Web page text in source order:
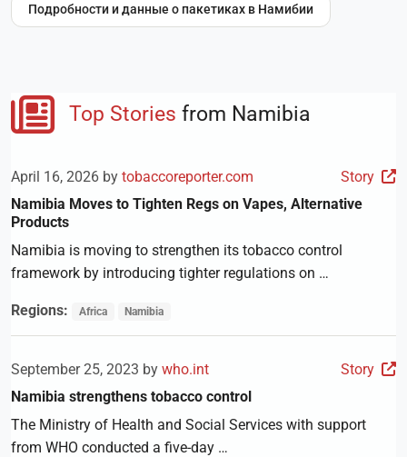
Подробности и данные о пакетиках в Намибии
Top Stories from Namibia
April 16, 2026 by tobaccoreporter.com
Story
Namibia Moves to Tighten Regs on Vapes, Alternative
Products
Namibia is moving to strengthen its tobacco control
framework by introducing tighter regulations on …
Regions: Africa Namibia
September 25, 2023 by who.int
Story
Namibia strengthens tobacco control
The Ministry of Health and Social Services with support
from WHO conducted a five-day …